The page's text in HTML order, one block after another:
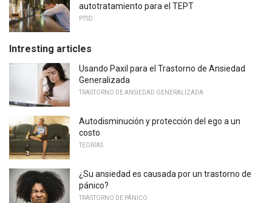
autotratamiento para el TEPT
PTSD
Intresting articles
Usando Paxil para el Trastorno de Ansiedad
Generalizada
TRASTORNO DE ANSIEDAD GENERALIZADA
Autodisminución y protección del ego a un
costo
TEORÍAS
¿Su ansiedad es causada por un trastorno de
pánico?
TRASTORNO DE PÁNICO